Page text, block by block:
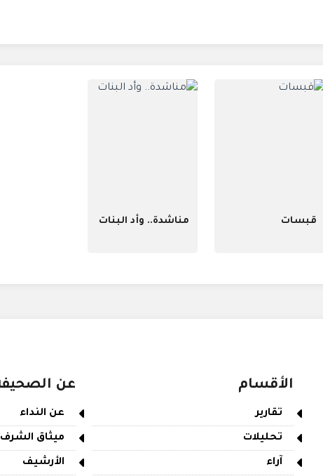
قبسات مناشدة.. وأد البنات
الأقسام
تقارير
تحليلات
آراء
عن
عن النداء
ميثاق الشرف
الأرشيف